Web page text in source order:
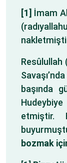
[1] İmam
Resûlullah
başında
etmiştir.
bozmak